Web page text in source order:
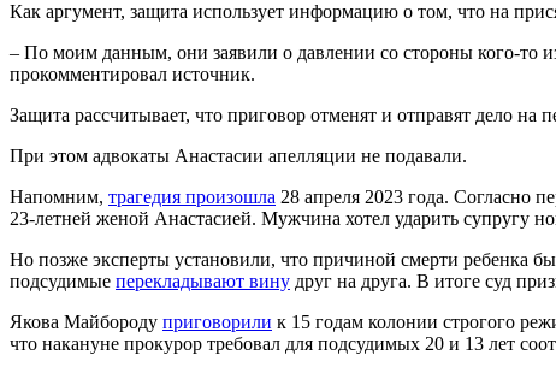
Как аргумент, защита использует информацию о том, что на
– По моим данным, они заявили о давлении со стороны кого-то
прокомментировал источник.
Защита рассчитывает, что приговор отменят и отправят дело на
При этом адвокаты Анастасии апелляции не подавали.
Напомним, трагедия произошла 28 апреля 2023 года. Согласно
23-летней женой Анастасией. Мужчина хотел ударить супругу
Но позже эксперты установили, что причиной смерти ребенка
подсудимые перекладывают вину друг на друга. В итоге суд
Якова Майбороду приговорили к 15 годам колонии строгого
что накануне прокурор требовал для подсудимых 20 и 13 лет